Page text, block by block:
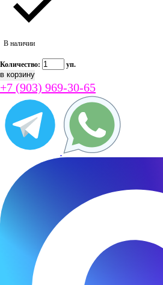
В наличии
Количество: уп.
+7 (903) 969-30-65